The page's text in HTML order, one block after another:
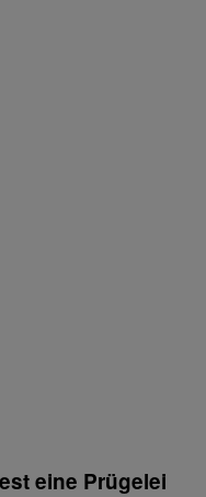
eine Prügelei